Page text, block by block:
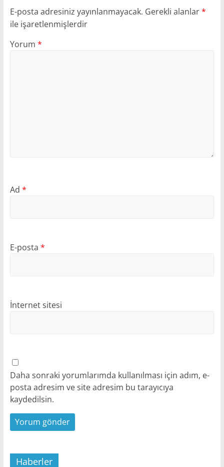
E-posta adresiniz yayınlanmayacak. Gerekli alanlar*
ile işaretlenmişlerdir
Yorum *
Ad *
E-posta *
İnternet sitesi
Daha sonraki yorumlarımda kullanılması için adım, e-
posta adresim ve site adresim bu tarayıcıya
kaydedilsin.
Haberler